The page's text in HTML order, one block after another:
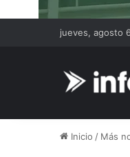
jueves, agosto
Inicio / Más